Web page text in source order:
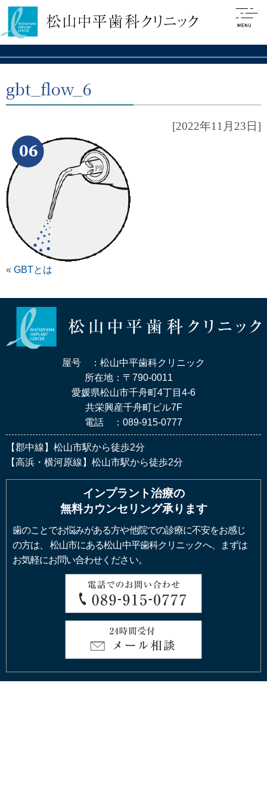
gbt_flow_6
[2022年11月23日]
« GBTとは
屋号 ：松山中平歯科クリニック
所在地：〒790-0011
愛媛県松山市千舟町4丁目4-6
共栄興産千舟町ビル7F
電話 ：089-915-0777
【郡中線】松山市駅から徒歩2分
【高浜・横河原線】松山市駅から徒歩2分
インプラント治療の
無料カウンセリング承ります
歯のことでお悩みがある方や他院での診療に不安をお感じ
の方は、
松山市にある松山中平歯科クリニックへ、まずは
お気軽にお問い合わせください。